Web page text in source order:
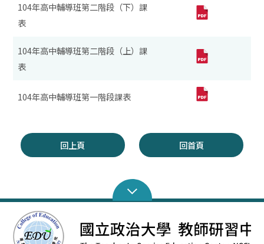
104年高中輔導班第二階段（下）課
表
104年高中輔導班第二階段（上）課
表
104年高中輔導班第一階段課表
回上頁 回首頁